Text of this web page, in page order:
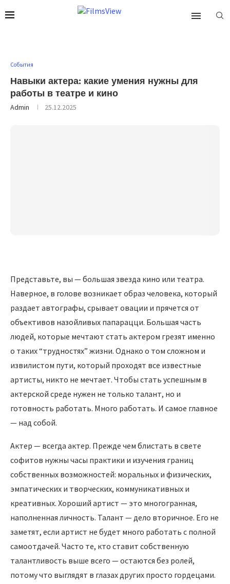
События
Навыки актера: какие умения нужны для
работы в театре и кино
Admin 25.12.2025
Представьте, вы — большая звезда кино или театра.
Наверное, в голове возникает образ человека, который
раздает автографы, срывает овации и прячется от
объективов назойливых папарацци. Большая часть
людей, которые мечтают стать актером грезят именно
о таких “трудностях” жизни. Однако о том сложном и
извилистом пути, который проходят все известные
артисты, никто не мечтает. Чтобы стать успешным в
актерской среде нужен не только талант, но и
готовность работать. Много работать. И самое главное
— над собой.
Актер — всегда актер. Прежде чем блистать в свете
софитов нужны часы практики и изучения границ
собственных возможностей: моральных и физических,
эмпатических и творческих, коммуникативных и
креативных. Хороший артист — это многогранная,
наполненная личность. Талант — дело вторичное. Его не
заметят, если артист не будет много работать с полной
самоотдачей. Часто те, кто ставит собственную
талантливость выше всего — остаются без ролей,
потому что выглядят в глазах других просто гордецами.